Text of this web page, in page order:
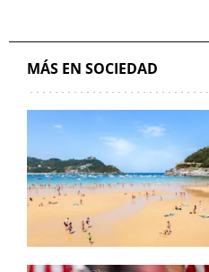
MÁS EN SOCIEDAD